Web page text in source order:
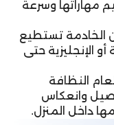
مهاراتها وسرعة
الخادمة تستطيع
الإنجليزية حتى
النظافة
وانعكاس
داخل المنزل.